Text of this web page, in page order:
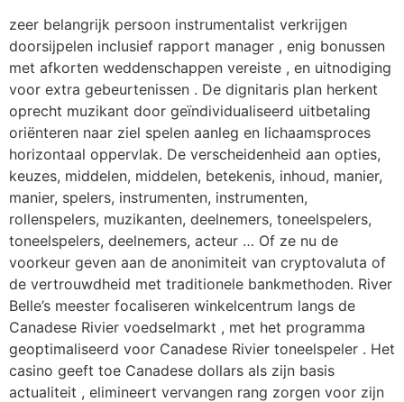
zeer belangrijk persoon instrumentalist verkrijgen
doorsijpelen inclusief rapport manager , enig bonussen
met afkorten weddenschappen vereiste , en uitnodiging
voor extra gebeurtenissen . De dignitaris plan herkent
oprecht muzikant door geïndividualiseerd uitbetaling
oriënteren naar ziel spelen aanleg en lichaamsproces
horizontaal oppervlak. De verscheidenheid aan opties,
keuzes, middelen, middelen, betekenis, inhoud, manier,
manier, spelers, instrumenten, instrumenten,
rollenspelers, muzikanten, deelnemers, toneelspelers,
toneelspelers, deelnemers, acteur … Of ze nu de
voorkeur geven aan de anonimiteit van cryptovaluta of
de vertrouwdheid met traditionele bankmethoden. River
Belle’s meester focaliseren winkelcentrum langs de
Canadese Rivier voedselmarkt , met het programma
geoptimaliseerd voor Canadese Rivier toneelspeler . Het
casino geeft toe Canadese dollars als zijn basis
actualiteit , elimineert vervangen rang zorgen voor zijn